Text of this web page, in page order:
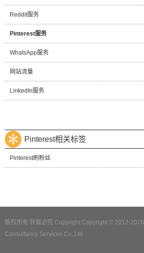
Reddit服务
Pinterest服务
WhatsApp服务
网站流量
LinkedIn服务
Pinterest相关标签
Pinterest刷粉丝
版权所有 转载必究 Copyright Copyright © 2012-2026
Consultancy Services Co.,Ltd